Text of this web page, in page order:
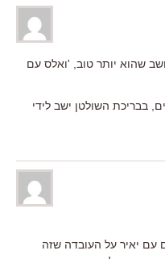
שהוא יותר טוב, 'ואלס עם
בבריכת השולטן ישב לידי
עם יאיר על העובדה שזה